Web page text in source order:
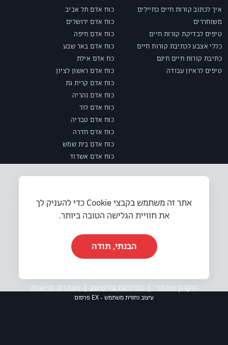
איך לכתוב קורות חיים כחיילים
משוחררים
טיפים לבדיקת קורות חיים
כללי אצבע לכתיבת קורות חיים
כתיבת קורות חיים חינם
טיפים לראיון עבודה
כוח אדם תל אביב
כוח אדם ירושלים
כוח אדם חיפה
כוח אדם באר שבע
כח אדם אילת
כוח אדם ראשון לציון
כוח אדם קרית גת
כוח אדם נהריה
כוח אדם לוד
כוח אדם טבריה
כוח אדם חדרה
כוח אדם בית שמש
כוח אדם אשדוד
תקנון האתר מדיניות פרטיות הצהרת נגישות
עיצוב וחווית משתמש - EX פרסום
אתר זה משתמש בקבצי Cookie כדי להעניק לך
את חוויית הגלישה הטובה ביותר.
הבנתי, תודה